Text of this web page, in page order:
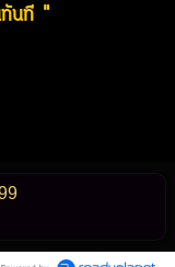
ทันที "